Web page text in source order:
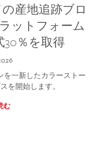
産地追跡ブロ
ットフォーム
30％を取得
を一新したカラーストー
を開始します。
む